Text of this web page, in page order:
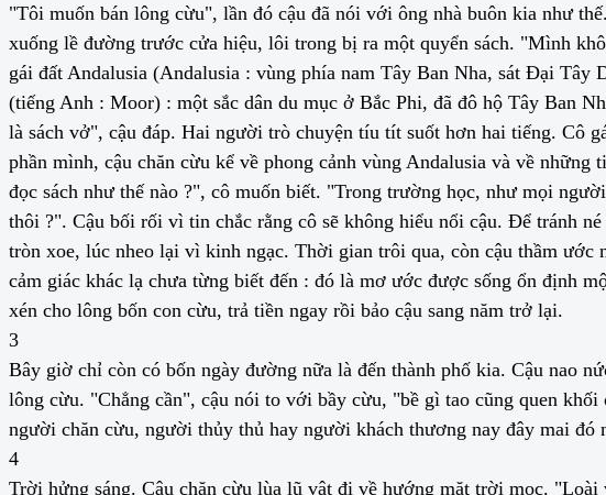
"Tôi muốn bán lông cừu", lần đó cậu đã nói với ông nhà buôn kia như
xuống lề đường trước cửa hiệu, lôi trong bị ra một quyển sách. "Mình
gái đất Andalusia (Andalusia : vùng phía nam Tây Ban Nha, sát Đại
(tiếng Anh : Moor) : một sắc dân du mục ở Bắc Phi, đã đô hộ Tây Ban
là sách vở", cậu đáp. Hai người trò chuyện tíu tít suốt hơn hai tiếng. Cô
phần mình, cậu chăn cừu kể về phong cảnh vùng Andalusia và về
đọc sách như thế nào ?", cô muốn biết. "Trong trường học, như mọi
thôi ?". Cậu bối rối vì tin chắc rằng cô sẽ không hiểu nổi cậu. Để tránh
tròn xoe, lúc nheo lại vì kinh ngạc. Thời gian trôi qua, còn cậu thầm ước
cảm giác khác lạ chưa từng biết đến : đó là mơ ước được sống ổn định
xén cho lông bốn con cừu, trả tiền ngay rồi bảo cậu sang năm trở lại.
3
Bây giờ chỉ còn có bốn ngày đường nữa là đến thành phố kia. Cậu nao
lông cừu. "Chẳng cần", cậu nói to với bầy cừu, "bề gì tao cũng quen
người chăn cừu, người thủy thủ hay người khách thương nay đây mai
4
Trời hửng sáng. Cậu chăn cừu lùa lũ vật đi về hướng mặt trời mọc.